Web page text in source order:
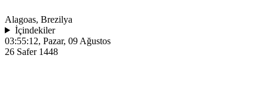
Alagoas, Brezilya
İçindekiler
03:55:12, Pazar, 09 Ağustos
26 Safer 1448